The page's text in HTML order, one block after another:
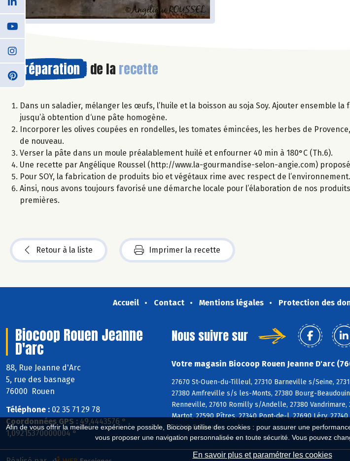
Afin de vous offrir la meilleure expérience possible, Biocoop utilise des cookies : pour assurer une
vous proposer une navigation personnalisée en toute sécurité. Vous pouvez
En savoir plus et paramétrer les cookies
Préparation de la recette
Dans un saladier, mélanger les œufs, l’huile et la boisson au soja Soy. Ajouter ensemble
jusqu’à obtention d‘une pâte homogène.
Incorporer les olives coupées en rondelles, les tomates émincées, les herbes de
de nouveau.
Verser la pâte dans un moule préalablement huilé et enfourner 40 min à 180°C (Th.6).
Une recette par Angélique Roussel (http://www.la-gourmandise-selon-angie.com)
Pour SOY, la fabrication de produits bio et végétaux rime avec respect de l’environnement.
Ainsi, nous avons toujours favorisé une démarche locale pour l’élaboration de nos
premières.
Retour à la liste Imprimer la recette
Accueil Contact Mentions légales Protection des
Biocoop Rouen Jeanne
D'arc
88, Rue Jeanne d'Arc
5, rue des basnage
76000 Rouen
Téléphone : 02 35 71 29 78
Coordonnées GPS : 49,4443576 ° ,
1,09215370000004 °
Nous suivre sur
Votre magasin Biocoop Rouen Jeanne D'arc
27670 St-Ouen-du-Tilleul, 27310 Barneville s/Seine,
27380 Amfreville s/s les-Monts, 27380 Bourg-
Renneville, 27610 Romilly s/Andelle, 27380 Vandrimare,
Martot, 27590 Pîtres, 27340 Pont-de-l, 27690 Léry,
76240 Belbeuf